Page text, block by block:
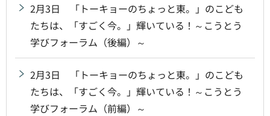
2月3日 「トーキョーのちょっと東。」のこども
たちは、「すごく今。」輝いている！～こうとう
学びフォーラム（後編）～
2月3日 「トーキョーのちょっと東。」のこども
たちは、「すごく今。」輝いている！～こうとう
学びフォーラム（前編）～